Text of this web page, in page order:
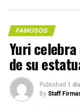
Me gusta esto:
FAMOSOS
Yuri
de su
Published 1
By Staff